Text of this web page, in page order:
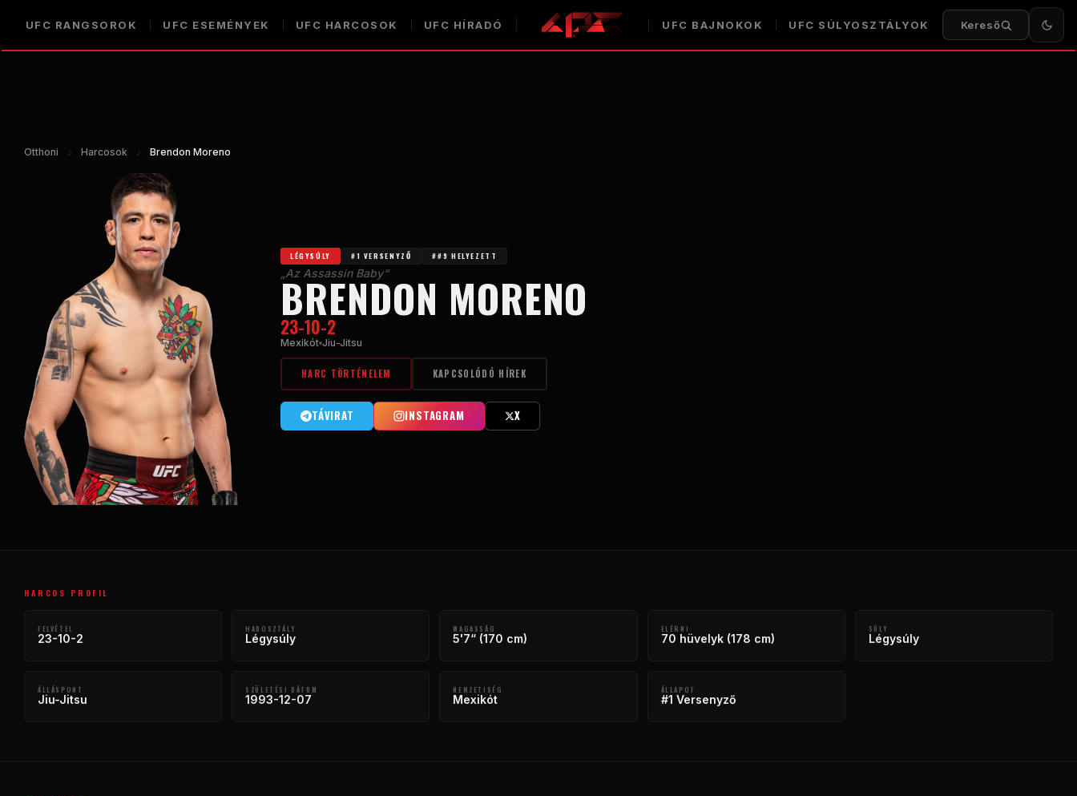
UFC RANGSOROK UFC ESEMÉNYEK UFC HARCOSOK UFC HÍRADÓ UFC BAJNOKOK UFC SÚLYOSZTÁLYOK Kereső
Otthoni ♪ Harcosok ♪ Brendon Moreno
LÉGYSÚLY #1 VERSENYZŐ ##9 HELYEZETT
„Az Assassin Baby“
BRENDON MORENO
23-10-2
Mexikót Jiu-Jitsu
HARC TÖRTÉNELEM KAPCSOLÓDÓ HÍREK
TÁVIRAT INSTAGRAM X
HARCOS PROFIL
FELVÉTEL
23-10-2
HADOSZTÁLY
Légysúly
MAGASSÁG
5'7“ (170 cm)
ELÉRNI
70 hüvelyk (178 cm)
SÚLY
Légysúly
ÁLLÁSPONT
Jiu-Jitsu
SZÜLETÉSI DÁTUM
1993-12-07
NEMZETISÉG
Mexikót
ÁLLAPOT
#1 Versenyző